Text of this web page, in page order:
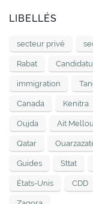
LIBELLÉS
secteur privé
Rabat
immigration
Canada Kenitra
Oujda Ait
Qatar
Guides Sttat
États-Unis CDD